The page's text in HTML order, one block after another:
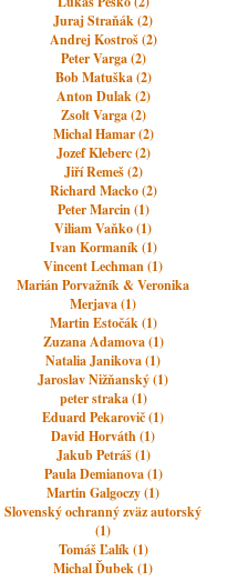
Juraj Straňák (2)
Andrej Kostroš (2)
Peter Varga (2)
Bob Matuška (2)
Anton Dulak (2)
Zsolt Varga (2)
Michal Hamar (2)
Jozef Kleberc (2)
Jiří Remeš (2)
Richard Macko (2)
Peter Marcin (1)
Viliam Vaňko (1)
Ivan Kormaník (1)
Vincent Lechman (1)
Marián Porvažník & Veronika
Merjava (1)
Martin Estočák (1)
Zuzana Adamova (1)
Natalia Janikova (1)
Jaroslav Nižňanský (1)
peter straka (1)
Eduard Pekarovič (1)
David Horváth (1)
Jakub Petráš (1)
Paula Demianova (1)
Martin Galgoczy (1)
Slovenský ochranný zväz autorský
(1)
Tomáš Ľalík (1)
Michal Ďubek (1)